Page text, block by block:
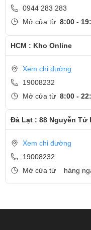
0944 283 283
Mở cửa từ 8:00 -
HCM : Kho Online
Xem chỉ đường
19008232
Mở cửa từ 8:00 -
Đà Lạt : 88 Nguyễn Tử
Xem chỉ đường
19008232
Mở cửa từ
hàng